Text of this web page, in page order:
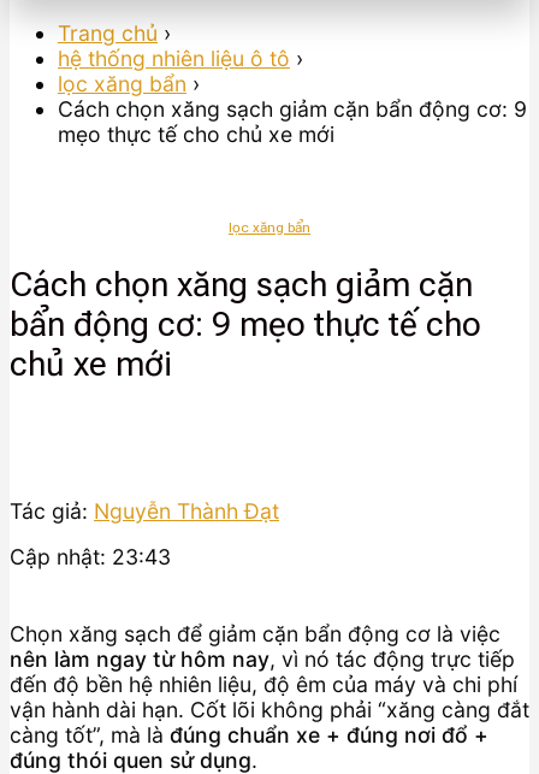
Trang chủ ›
hệ thống nhiên liệu ô tô ›
lọc xăng bẩn ›
Cách chọn xăng sạch giảm cặn bẩn động cơ: 9
mẹo thực tế cho chủ xe mới
lọc xăng bẩn
Cách chọn xăng sạch giảm cặn
bẩn động cơ: 9 mẹo thực tế cho
chủ xe mới
Tác giả: Nguyễn Thành Đạt
Cập nhật: 23:43
Chọn xăng sạch để giảm cặn bẩn động cơ là việc
nên làm ngay từ hôm nay, vì nó tác động trực tiếp
đến độ bền hệ nhiên liệu, độ êm của máy và chi phí
vận hành dài hạn. Cốt lõi không phải “xăng càng đắt
càng tốt”, mà là đúng chuẩn xe + đúng nơi đổ +
đúng thói quen sử dụng.